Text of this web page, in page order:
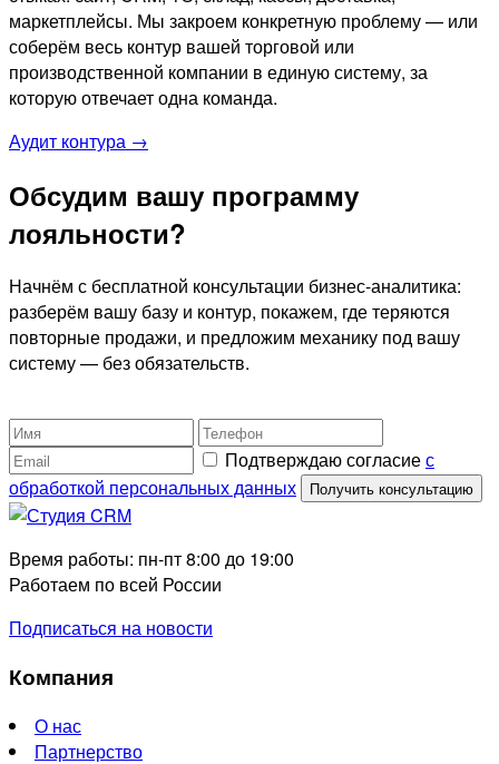
маркетплейсы. Мы закроем конкретную проблему — или
соберём весь контур вашей торговой или
производственной компании в единую систему, за
которую отвечает одна команда.
Аудит контура →
Обсудим вашу программу
лояльности?
Начнём с бесплатной консультации бизнес-аналитика:
разберём вашу базу и контур, покажем, где теряются
повторные продажи, и предложим механику под вашу
систему — без обязательств.
Подтверждаю согласиес
обработкой персональных данных
Получить консультацию
Время работы: пн-пт 8:00 до 19:00
Работаем по всей России
Подписаться на новости
Компания
О нас
Партнерство